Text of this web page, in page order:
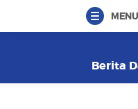
MENU
Berita